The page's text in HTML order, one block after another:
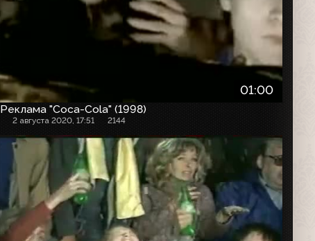
01:00
Реклама "Coca-Cola" (1998)
2 августа 2020, 17:51 2144
Рекламный ролик